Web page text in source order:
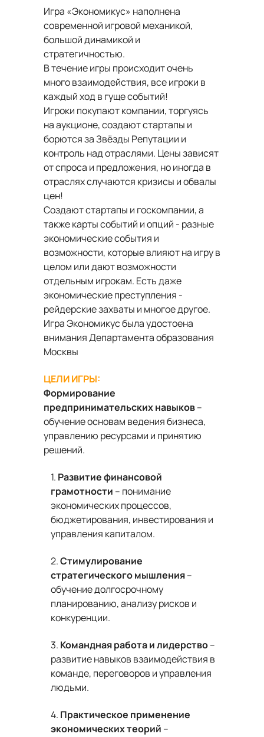
Игра «Экономикус» наполнена
современной игровой механикой,
большой динамикой и
стратегичностью.
В течение игры происходит очень
много взаимодействия, все игроки в
каждый ход в гуще событий!
Игроки покупают компании, торгуясь
на аукционе, создают стартапы и
борются за Звёзды Репутации и
контроль над отраслями. Цены зависят
от спроса и предложения, но иногда в
отраслях случаются кризисы и обвалы
цен!
Создают стартапы и госкомпании, а
также карты событий и опций - разные
экономические события и
возможности, которые влияют на игру в
целом или дают возможности
отдельным игрокам. Есть даже
экономические преступления -
рейдерские захваты и многое другое.
Игра Экономикус была удостоена
внимания Департамента образования
Москвы
ЦЕЛИ ИГРЫ:
Формирование
предпринимательских навыков–
обучение основам ведения бизнеса,
управлению ресурсами и принятию
решений.
1. Развитие финансовой
грамотности – понимание
экономических процессов,
бюджетирования, инвестирования и
управления капиталом.
2.Стимулирование
стратегического мышления–
обучение долгосрочному
планированию, анализу рисков и
конкуренции.
3. Командная работа и лидерство–
развитие навыков взаимодействия в
команде, переговоров и управления
людьми.
4. Практическое применение
экономических теорий –